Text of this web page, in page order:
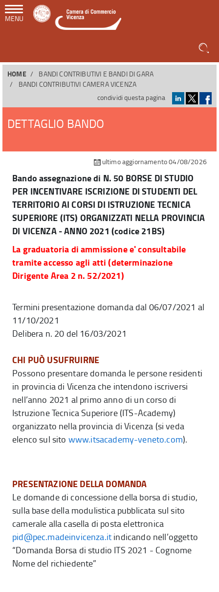
MENU
HOME
BANDI CONTRIBUTIVI E BANDI DI GARA
BANDI CONTRIBUTIVI CAMERA VICENZA
condividi questa pagina
DETTAGLIO BANDO
ultimo aggiornamento 04/08/2026
Bando assegnazione di N. 50 BORSE DI STUDIO
PER INCENTIVARE ISCRIZIONE DI STUDENTI DEL
TERRITORIO AI CORSI DI ISTRUZIONE TECNICA
SUPERIORE (ITS) ORGANIZZATI NELLA PROVINCIA
DI VICENZA - ANNO 2021 (codice 21BS)
La graduatoria di ammissione e' consultabile
tramite accesso agli atti (determinazione
Dirigente Area 2 n. 52/2021)
Termini presentazione domanda dal 06/07/2021 al
11/10/2021
Delibera n. 20 del 16/03/2021
CHI PUÒ USUFRUIRNE
Possono presentare domanda le persone residenti
in provincia di Vicenza che intendono iscriversi
nell’anno 2021 al primo anno di un corso di
Istruzione Tecnica Superiore (ITS-Academy)
organizzato nella provincia di Vicenza (si veda
elenco sul sito www.itsacademy-veneto.com).
PRESENTAZIONE DELLA DOMANDA
Le domande di concessione della borsa di studio,
sulla base della modulistica pubblicata sul sito
camerale alla casella di posta elettronica
pid@pec.madeinvicenza.it indicando nell’oggetto
“Domanda Borsa di studio ITS 2021 - Cognome
Nome del richiedente”